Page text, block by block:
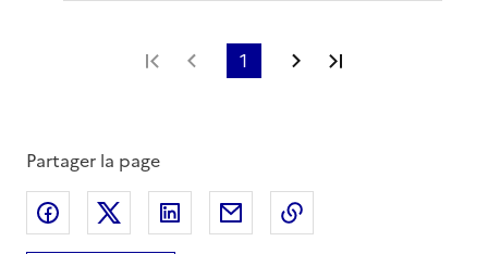
Première page
Page précédente
1 Page suivante
Partager la page
Partager sur Facebook
Partager sur XPartager sur LinkedIn
Partager par email